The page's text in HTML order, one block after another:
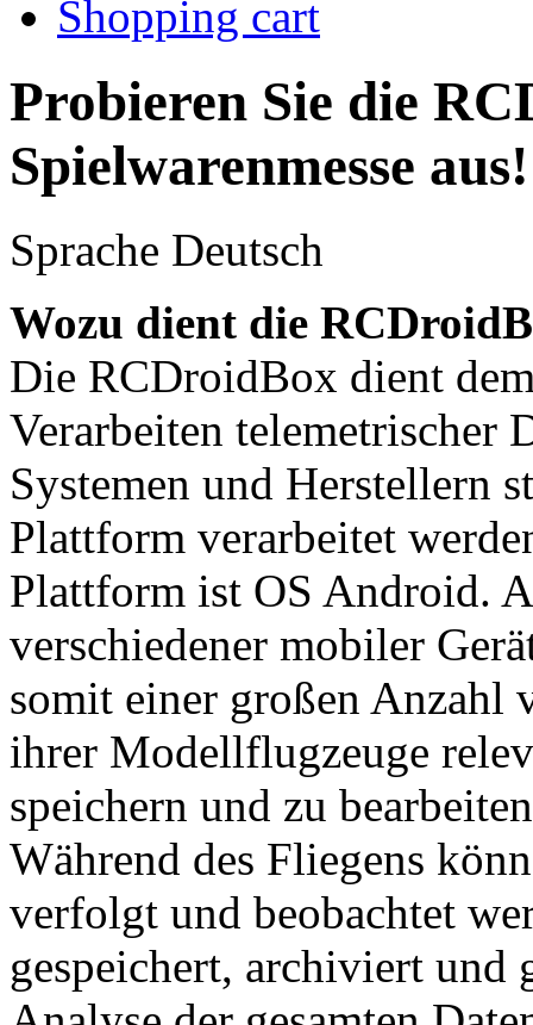
Shopping cart
Probieren Sie die
Spielwarenmesse aus!
Sprache Deutsch
Wozu dient die
Die RCDroidBox dient
Verarbeiten telemetrischer
Systemen und Herstellern
Plattform verarbeitet
Plattform ist OS Android.
verschiedener mobiler
somit einer großen Anzahl
ihrer Modellflugzeuge
speichern und zu
Während des Fliegens
verfolgt und beobachtet
gespeichert, archiviert und